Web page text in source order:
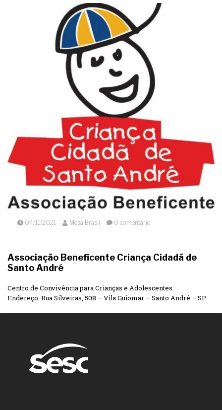
04/11/2021 Mesa Brasil 0 comentário
Associação Beneficente Criança Cidadã de
Santo André
Centro de Convivência para Crianças e Adolescentes.
Endereço: Rua Silveiras, 508 – Vila Guiomar – Santo André – SP.